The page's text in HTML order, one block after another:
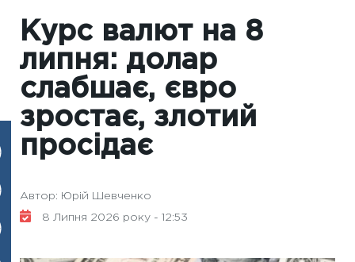
Курс валют на 8
липня: долар
слабшає, євро
зростає, злотий
просідає
Автор: Юрій Шевченко
8 Липня 2026 року - 12:53